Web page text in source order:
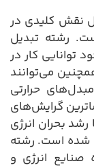
نقش کلیدی در
رشته تبدیل
توانایی کار در
می‌توانند
حرارتی
گرایش‌های
بحران انرژی
شده است. رشته
صنایع انرژی و